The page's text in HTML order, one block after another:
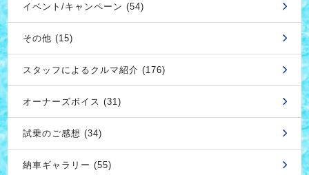
イベント/キャンペーン (54)
その他 (15)
スタッフによるクルマ紹介 (176)
オーナーズボイス (31)
試乗のご感想 (34)
納車ギャラリー (55)